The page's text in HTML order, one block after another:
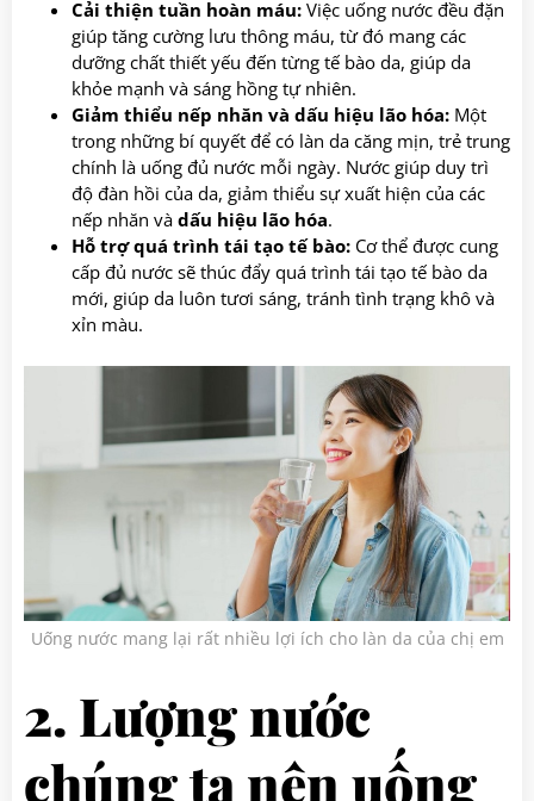
Cải thiện tuần hoàn máu: Việc uống nước đều đặn
giúp tăng cường lưu thông máu, từ đó mang các
dưỡng chất thiết yếu đến từng tế bào da, giúp da
khỏe mạnh và sáng hồng tự nhiên.
Giảm thiểu nếp nhăn và dấu hiệu lão hóa: Một
trong những bí quyết để có làn da căng mịn, trẻ trung
chính là uống đủ nước mỗi ngày. Nước giúp duy trì
độ đàn hồi của da, giảm thiểu sự xuất hiện của các
nếp nhăn và dấu hiệu lão hóa.
Hỗ trợ quá trình tái tạo tế bào: Cơ thể được cung
cấp đủ nước sẽ thúc đẩy quá trình tái tạo tế bào da
mới, giúp da luôn tươi sáng, tránh tình trạng khô và
xỉn màu.
Uống nước mang lại rất nhiều lợi ích cho làn da của chị em
2. Lượng nước
chúng ta nên uống